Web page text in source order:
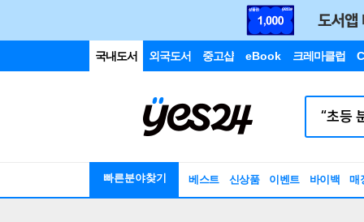
국내도서 외국도서 중고샵 eBook 크레마클럽
빠른분야찾기 베스트 신상품 이벤트 바이백 매